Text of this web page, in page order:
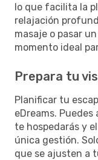
lo que facilita la
relajación
masaje o pasar
momento ideal
Prepara tu
Planificar tu
eDreams.
te hospedarás y
única gestión.
que se ajusten a